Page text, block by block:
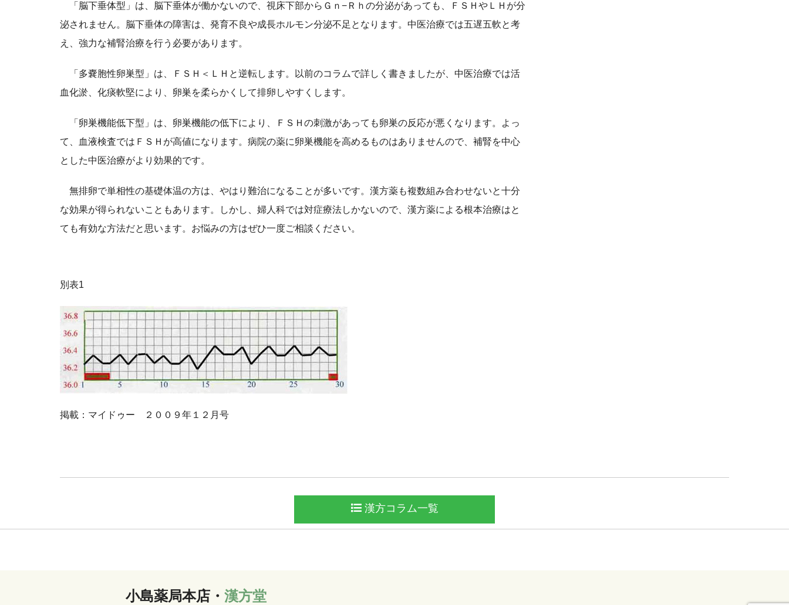
「脳下垂体型」は、脳下垂体が働かないので、視床下部からＧｎ−Ｒｈの分泌があっても、ＦＳＨやＬＨが分
泌されません。脳下垂体の障害は、発育不良や成長ホルモン分泌不足となります。中医治療では五遅五軟と考
え、強力な補腎治療を行う必要があります。
「多嚢胞性卵巣型」は、ＦＳＨ＜ＬＨと逆転します。以前のコラムで詳しく書きましたが、中医治療では活
血化淤、化痰軟堅により、卵巣を柔らかくして排卵しやすくします。
「卵巣機能低下型」は、卵巣機能の低下により、ＦＳＨの刺激があっても卵巣の反応が悪くなります。よっ
て、血液検査ではＦＳＨが高値になります。病院の薬に卵巣機能を高めるものはありませんので、補腎を中心
とした中医治療がより効果的です。
無排卵で単相性の基礎体温の方は、やはり難治になることが多いです。漢方薬も複数組み合わせないと十分
な効果が得られないこともあります。しかし、婦人科では対症療法しかないので、漢方薬による根本治療はと
ても有効な方法だと思います。お悩みの方はぜひ一度ご相談ください。
別表1
掲載：マイドゥー ２００９年１２月号
漢方コラム一覧
小島薬局本店・ 漢方堂